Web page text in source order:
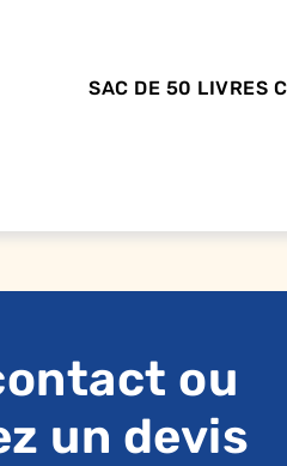
SAC DE 50 LIVRES
ou
un devis